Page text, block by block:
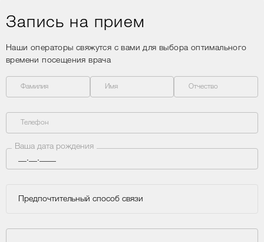
Запись на прием
Наши операторы свяжутся с вами для выбора оптимального
времени посещения врача
Фамилия Имя Отчество
Телефон
Ваша дата рождения
Предпочтительный способ связи